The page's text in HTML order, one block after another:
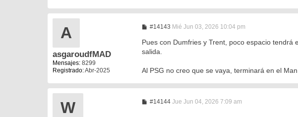
A
asgaroudfMAD
Mensajes: 8299
Registrado:Abr-2025
#14143M
n
s
Mié Jun 03, 2026 10:04 pm
Pues con Dumfries y Trent, poco espacio
salida.
Al PSG no creo que se vaya, terminará en el
W #14144MJue Jun 04, 2026 7:09 am